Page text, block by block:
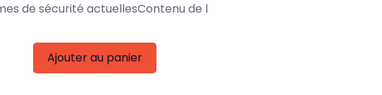
de sécurité actuellesContenu de l
Ajouter au panier